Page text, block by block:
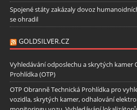
Spojené státy zakázaly dovoz
se ohradil
GOLDSILVER.CZ
Vyhledávání odposlechu a skrytých kamer
Prohlídka (OTP)
OTP Obranně Technická Prohlídka pro
vozidla, skrytých kamer, odhalování